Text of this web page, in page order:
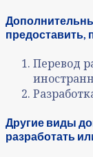
предоставить,
Перевод
Другие виды
разработать